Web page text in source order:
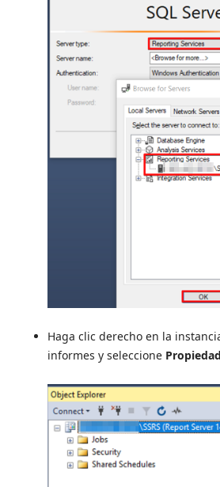
Haga clic derecho en la
informes y seleccione